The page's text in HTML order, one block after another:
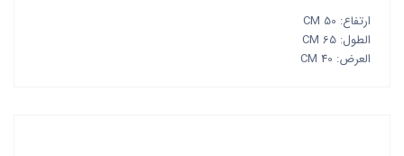
ارتفاع: 50 CM
الطول: 65 CM
العرض: 40 CM